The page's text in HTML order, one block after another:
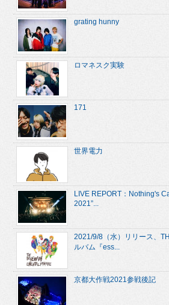
grating hunny
ロマネスク実験
171
世界電力
LIVE REPORT：Nothing's
2021”...
2021/9/8（水）リリース、
ルバム『ess...
京都大作戦2021参戦後記